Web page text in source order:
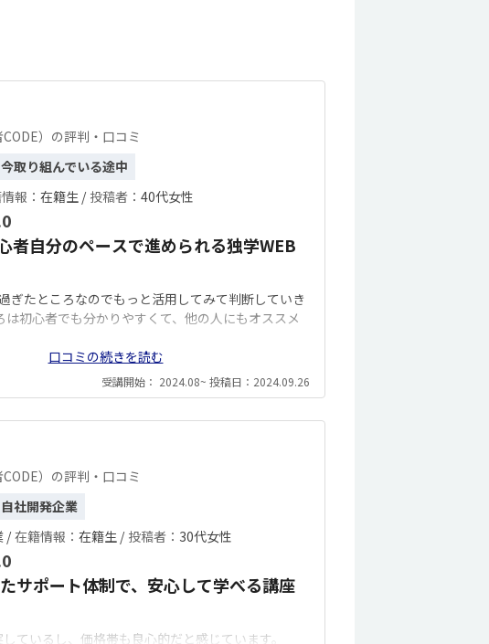
）の評判・口コミ
今取り組んでいる途中
報： 在籍生 / 投稿者： 40代女性
者自分のペースで進められる独学WEB
ぎたところなのでもっと活用してみて判断していき
は初心者でも分かりやすくて、他の人にもオススメ
口コミの続きを読む
受講開始： 2024.08~ 投稿日：2024.09.26
）の評判・口コミ
自社開発企業
/ 在籍情報： 在籍生 / 投稿者： 30代女性
サポート体制で、安心して学べる講座
ているし、価格帯も良心的だと感じています。